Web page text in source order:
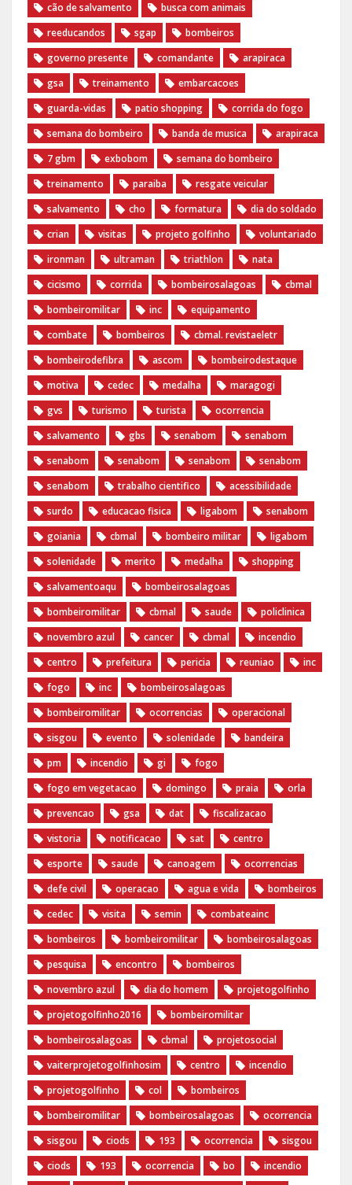
cão de salvamento
busca com animais
reeducandos
sgap
bombeiros
governo presente
comandante
arapiraca
gsa
treinamento
embarcacoes
guarda-vidas
patio shopping
corrida do fogo
semana do bombeiro
banda de musica
arapiraca
7 gbm
exbobom
semana do bombeiro
treinamento
paraiba
resgate veicular
salvamento
cho formatura
dia do soldado
crian
visitas projeto golfinho
voluntariado
ironman
ultraman triathlon
nata
cicismo
corrida bombeirosalagoas
cbmal
bombeiromilitar
inc
equipamento
combate
bombeiros
cbmal. revistaeletr
bombeirodefibra
ascom
bombeirodestaque
motiva
cedec medalha
maragogi
gvs
turismo turista
ocorrencia
salvamento
gbs senabom
senabom
senabom
senabom senabom
senabom
senabom
trabalho cientifico
acessibilidade
surdo
educacao fisica ligabom
senabom
goiania
cbmal bombeiro militar
ligabom
solenidade
merito medalha
shopping
salvamentoaqu
bombeirosalagoas
bombeiromilitar
cbmal saude
policlinica
novembro azul
cancer cbmal
incendio
centro
prefeitura pericia reuniao
inc
fogo
inc
bombeirosalagoas
bombeiromilitar
ocorrencias
operacional
sisgou
evento solenidade
bandeira
pm
incendio gi
fogo
fogo em vegetacao
domingo praia
orla
prevencao
gsa dat
fiscalizacao
vistoria
notificacao sat
centro
esporte
saude canoagem
ocorrencias
defe civil
operacao agua e vida
bombeiros
cedec
visita semin
combateainc
bombeiros
bombeiromilitar
bombeirosalagoas
pesquisa
encontro
bombeiros
novembro azul
dia do homem
‪projetogolfinho‬
‎projetogolfinho2016
‎bombeiromilitar‬
‎bombeirosalagoas‬
‎cbmal‬
‎projetosocial‬‪
vaiterprojetogolfinhosim‬
centro
incendio
projetogolfinho
col
bombeiros
bombeiromilitar
bombeirosalagoas
ocorrencia
sisgou
ciods 193 ocorrencia
sisgou
ciods
193 ocorrencia bo
incendio